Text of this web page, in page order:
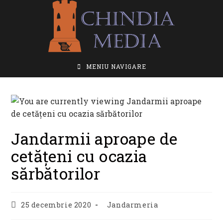
MENIU NAVIGARE
Jandarmii aproape de
cetățeni cu ocazia
sărbătorilor
Post25 decembrie 2020
Post
Jandarmeria